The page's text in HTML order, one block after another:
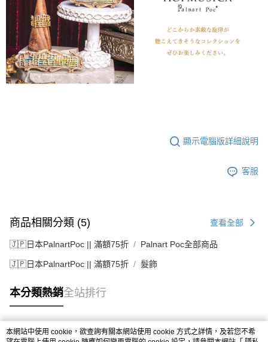
顯示電腦版詳細說明
客服
商品相關分類 (5) 查看全部
🇯🇵日本PalnartPoc || 滿額75折 Palnart Poc全部商品
🇯🇵日本PalnartPoc || 滿額75折 髮飾
本分類熱銷全站排行
熱門標籤
本網站中使用 cookie，欲查詢有關本網站使用 cookie 方式之詳情，及若您不希